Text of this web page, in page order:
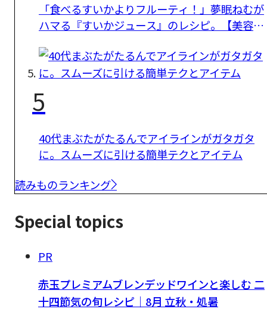
「食べるすいかよりフルーティ！」夢眠ねむが
ハマる『すいかジュース』のレシピ。【美容・
5
40代まぶたがたるんでアイラインがガタガタ
に。スムーズに引ける簡単テクとアイテム
読みものランキング
Special topics
PR
赤玉プレミアムブレンデッドワインと楽しむ 二
十四節気の旬レシピ｜8月 立秋・処暑